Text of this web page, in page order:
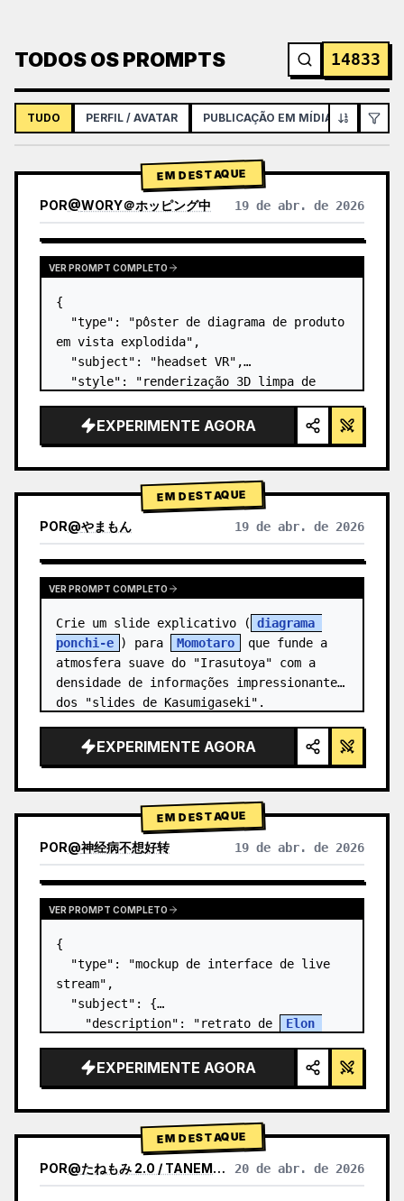
TODOS OS PROMPTS 14833
TUDO PERFIL / AVATAR PUBLICAÇÃO EM MÍDIAS SOCIAIS
EM DESTAQUE
POR@WORY＠ホッピング中 19 de abr. de 2026
VER PROMPT COMPLETO
{
  "type": "pôster de diagrama de produto
em vista explodida",
  "subject": "headset VR",
  "style": "renderização 3D limpa de
detalhes brilhantes",
  "background": "{argument
default=\"gradien…
EXPERIMENTE AGORA
EM DESTAQUE
POR@やまもん 19 de abr. de 2026
VER RESULTADOS DE OUTROS MODELOS
VER PROMPT COMPLETO
Crie um slide explicativo ( diagrama
ponchi-e ) para Momotaro
que funde a
atmosfera suave do "Irasutoya" com a
densidade de informações impressionante
dos "slides de Kasumigaseki".
EXPERIMENTE AGORA
EM DESTAQUE
POR@神经病不想好转 19 de abr. de 2026
VER PROMPT COMPLETO
{
  "type": "mockup de interface de live
stream",
  "subject": {
    "description": "retrato de
Elon
preta com um gráfico de esquema técnico
em branco",
EXPERIMENTE AGORA
EM DESTAQUE
POR@たねもみ 2.0 / TANEMOMI VER2.0 20 de abr. de 2026